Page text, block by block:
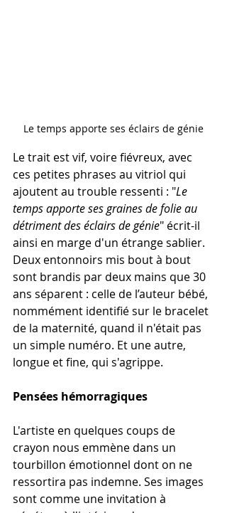
Le temps apporte ses éclairs de génie
Le trait est vif, voire fiévreux, avec
ces petites phrases au vitriol qui
ajoutent au trouble ressenti : "Le
temps apporte ses graines de folie au
détriment des éclairs de génie" écrit-il
ainsi en marge d'un étrange sablier.
Deux entonnoirs mis bout à bout
sont brandis par deux mains que 30
ans séparent : celle de l’auteur bébé,
nommément identifié sur le bracelet
de la maternité, quand il n'était pas
un simple numéro. Et une autre,
longue et fine, qui s'agrippe.
Pensées hémorragiques
L'artiste en quelques coups de
crayon nous emmène dans un
tourbillon émotionnel dont on ne
ressortira pas indemne. Ses images
sont comme une invitation à